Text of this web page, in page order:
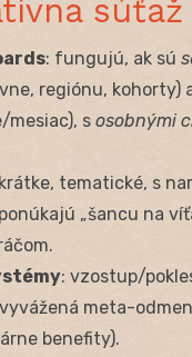
súťaž
: fungujú, ak sú
regiónu, kohorty)
s osobnými
tematické, s
„šancu na
: vzostup/
meta-
benefity).